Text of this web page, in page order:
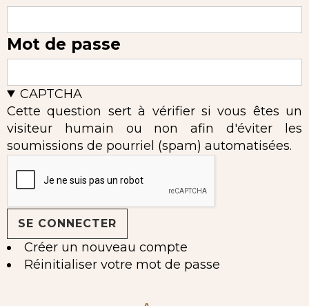
Mot de passe
CAPTCHA
Cette question sert à vérifier si vous êtes un
visiteur humain ou non afin d'éviter les
soumissions de pourriel (spam) automatisées.
Créer un nouveau compte
Réinitialiser votre mot de passe